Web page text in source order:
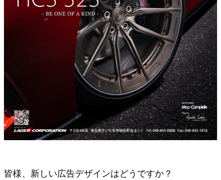
皆様、新しい広告デザインはどうですか？